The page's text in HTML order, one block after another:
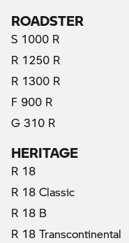
ROADSTER
S 1000 R
R 1250 R
R 1300 R
F 900 R
G 310 R
HERITAGE
R 18
R 18 Classic
R 18 B
R 18 Transcontinental